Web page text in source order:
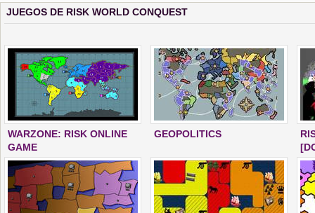
JUEGOS DE RISK WORLD CONQUEST
WARZONE: RISK ONLINE
GAME
GEOPOLITICS